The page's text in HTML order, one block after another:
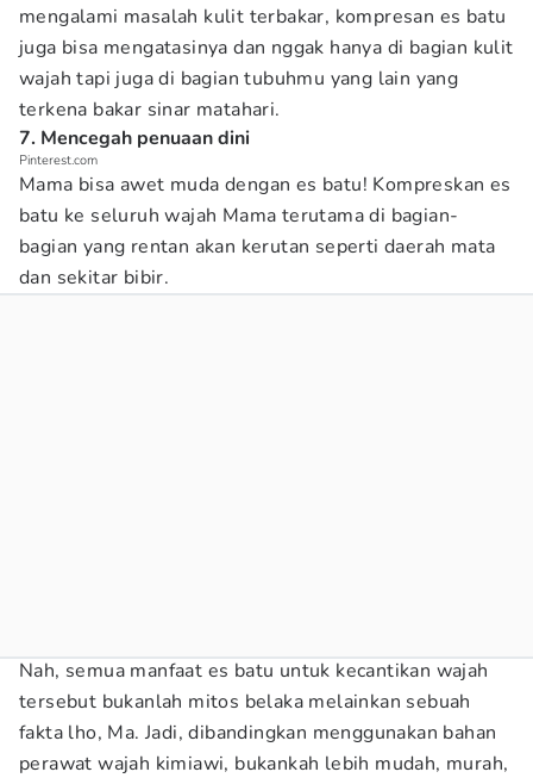
mengalami masalah kulit terbakar, kompresan es batu
juga bisa mengatasinya dan nggak hanya di bagian kulit
wajah tapi juga di bagian tubuhmu yang lain yang
terkena bakar sinar matahari.
7. Mencegah penuaan dini
Pinterest.com
Mama bisa awet muda dengan es batu! Kompreskan es
batu ke seluruh wajah Mama terutama di bagian-
bagian yang rentan akan kerutan seperti daerah mata
dan sekitar bibir.
Nah, semua manfaat es batu untuk kecantikan wajah
tersebut bukanlah mitos belaka melainkan sebuah
fakta lho, Ma. Jadi, dibandingkan menggunakan bahan
perawat wajah kimiawi, bukankah lebih mudah, murah,